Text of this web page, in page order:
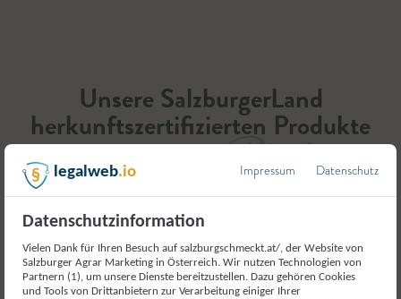
Unsere SalzburgerLand
herkunftszertifizierten Produkte
auf einen Blick
legalweb.io Impressum Datenschutz
Datenschutzinformation
Vielen Dank für Ihren Besuch auf salzburgschmeckt.at/, der Website von
Salzburger Agrar Marketing in Österreich. Wir nutzen Technologien von
Partnern (1), um unsere Dienste bereitzustellen. Dazu gehören Cookies
und Tools von Drittanbietern zur Verarbeitung einiger Ihrer